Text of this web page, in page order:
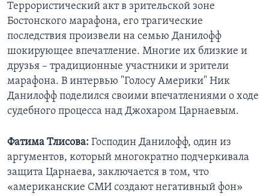
Террористический акт в зрительской зоне
Бостонского марафона, его трагические
последствия произвели на семью Данилофф
шокирующее впечатление. Многие их близкие и
друзья – традиционные участники и зрители
марафона. В интервью "Голосу Америки" Ник
Данилофф поделился своими впечатлениями о ходе
судебного процесса над Джохаром Царнаевым.
Фатима Тлисова: Господин Данилофф, один из
аргументов, который многократно подчеркивала
защита Царнаева, заключается в том, что
«американские СМИ создают негативный фон»